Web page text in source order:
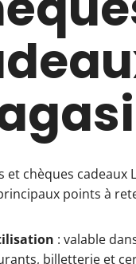
et chèques
points à
: valable
billetterie et